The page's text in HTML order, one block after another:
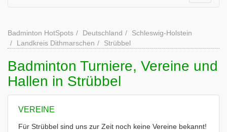
Badminton HotSpots Deutschland
Schleswig-Holstein
Landkreis Dithmarschen
Strübbel
Badminton Turniere, Vereine und
Hallen in Strübbel
VEREINE
Für Strübbel sind uns zur Zeit noch keine Vereine bekannt!